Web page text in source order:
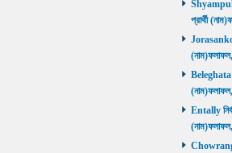
প্রার্থী
Jorasanko
Beleghata
Entally